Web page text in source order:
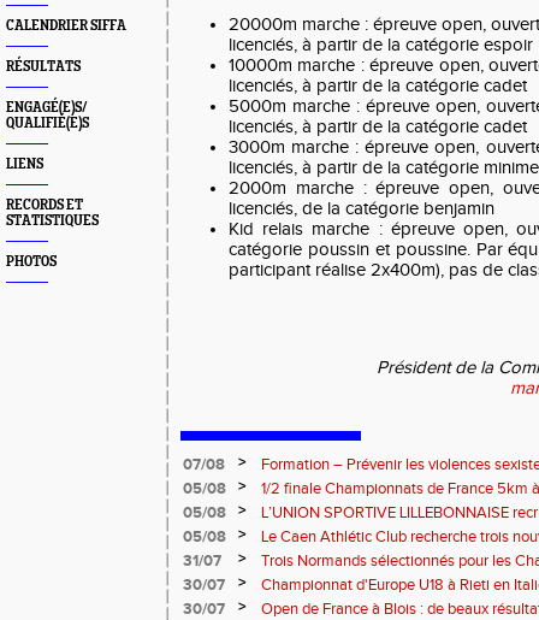
CALENDRIER SIFFA
RÉSULTATS
ENGAGÉ(E)S/
QUALIFIÉ(E)S
LIENS
RECORDS ET
STATISTIQUES
PHOTOS
20000m marche : épreuve open,
licenciés, à partir de la catégorie espoir
10000m marche : épreuve open,
licenciés, à partir de la catégorie cadet
5000m marche : épreuve open,
licenciés, à partir de la catégorie cadet
3000m marche : épreuve open,
licenciés, à partir de la catégorie minime
2000m marche : épreuve open,
licenciés, de la catégorie benjamin
Kid relais marche : épreuve open,
catégorie poussin et poussine. Par
participant réalise 2x400m), pas de
Président de la
07/08 >
Formation – Prévenir les violences
: le 26 septembre 2026
05/08 >
1/2 finale Championnats de France 5km
13 septembre 2026 : les informations
05/08 >
L’UNION SPORTIVE LILLEBONNAISE
rentrée 2026
05/08 >
Le Caen Athlétic Club recherche trois
civique à compter de septembre 2026
31/07 >
Trois Normands sélectionnés pour les
Eugene !
30/07 >
Championnat d'Europe U18 à Rieti en
normands
30/07 >
Open de France à Blois : de beaux